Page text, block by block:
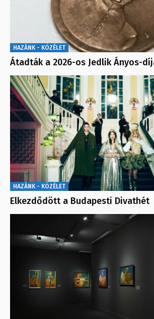
HAZÁNK - KÖZÉLET
Átadták a 2026-os Jedlik Ányos-
HAZÁNK - KÖZÉLET
Elkezdődött a Budapesti Divathét